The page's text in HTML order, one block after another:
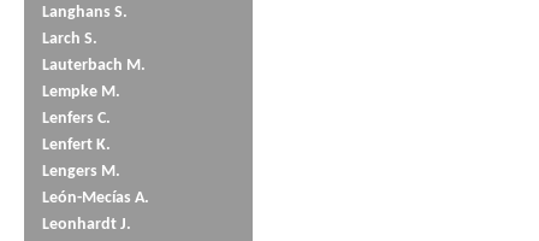
Langhans S.
Larch S.
Lauterbach M.
Lempke M.
Lenfers C.
Lenfert K.
Lengers M.
León-Mecías A.
Leonhardt J.